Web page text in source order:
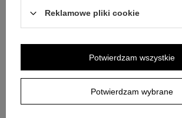
Pytanie:Czy zestaw nadaje się jako
Tak, pióra i długopisy z
wskazane jako gadżety
Jaką stalówkę ma pióro w
Odpowiedź:Stalówka pióra ma
Na koniec: wybór, który ma sens
Reklamowe pliki cookie
Potwierdzam wybrane
Potwierdzam wszystkie